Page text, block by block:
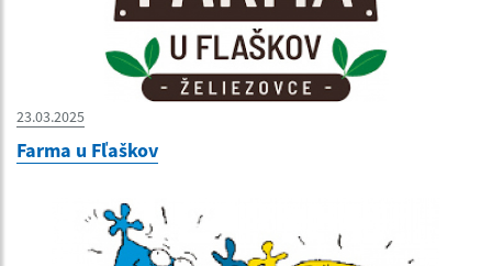
23.03.2025
Farma u Fľaškov